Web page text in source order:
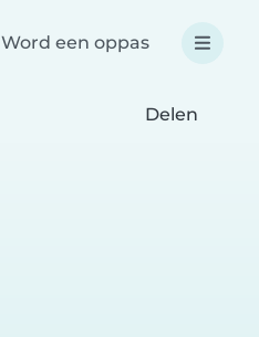
Word een oppas
Delen